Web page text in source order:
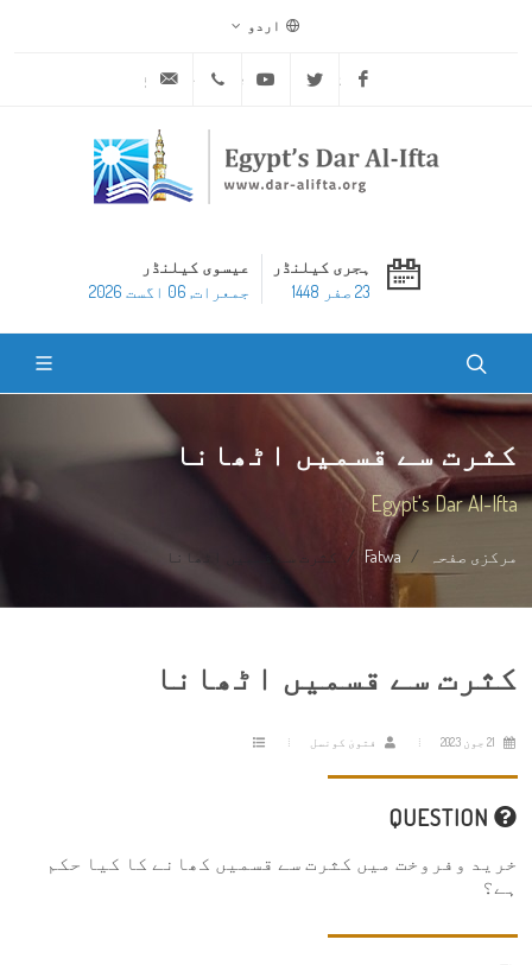
اردو
Facebook
Twitter
Youtube
ہجری کیلنڈر
23 صفر 1448
عیسوی کیلنڈر
جمعرات, 06 اگست 2026
کثرت سے قسمیں اٹھانا
Egypt's Dar Al-Ifta
مرکزی صفحہ Fatwa کثرت سے قسمیں اٹھانا
کثرت سے قسمیں اٹھانا
فتویٰ کونسل
خرید وفروخت میں کثرت سے قسمیں کھانے کا کیا حکم
ہے؟